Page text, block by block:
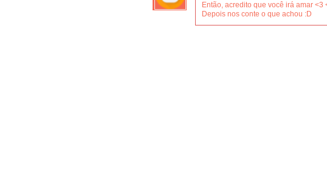
Então, acredito que você irá amar <3
Depois nos conte o que achou :D